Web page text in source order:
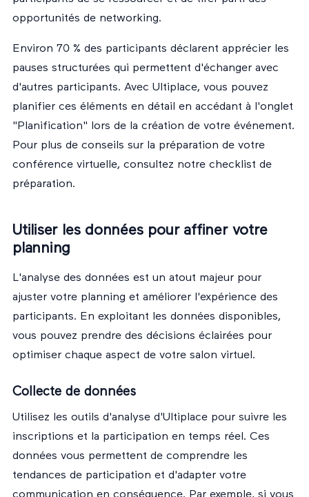
opportunités de networking.
Environ 70 % des participants déclarent apprécier les
pauses structurées qui permettent d'échanger avec
d'autres participants. Avec Ultiplace, vous pouvez
planifier ces éléments en détail en accédant à l'onglet
"Planification" lors de la création de votre événement.
Pour plus de conseils sur la préparation de votre
conférence virtuelle, consultez notre checklist de
préparation.
Utiliser les données pour affiner votre
planning
L'analyse des données est un atout majeur pour
ajuster votre planning et améliorer l'expérience des
participants. En exploitant les données disponibles,
vous pouvez prendre des décisions éclairées pour
optimiser chaque aspect de votre salon virtuel.
Collecte de données
Utilisez les outils d'analyse d'Ultiplace pour suivre les
inscriptions et la participation en temps réel. Ces
données vous permettent de comprendre les
tendances de participation et d'adapter votre
communication en conséquence. Par exemple, si vous